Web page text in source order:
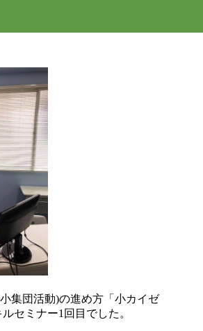
集団活動)の進め方「小カイゼ
セミナー1回目でした。